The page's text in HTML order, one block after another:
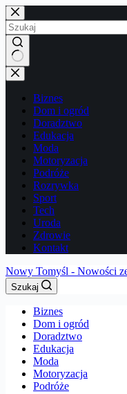
Przejdź
do
treści
Brak
wyników
Biznes
Dom i ogród
Doradztwo
Edukacja
Moda
Motoryzacja
Podróże
Rozrywka
Sport
Tech
Uroda
Zdrowie
Kontakt
Nowy Tomyśl - Nowości
Szukaj
Biznes
Dom i ogród
Doradztwo
Edukacja
Moda
Motoryzacja
Podróże